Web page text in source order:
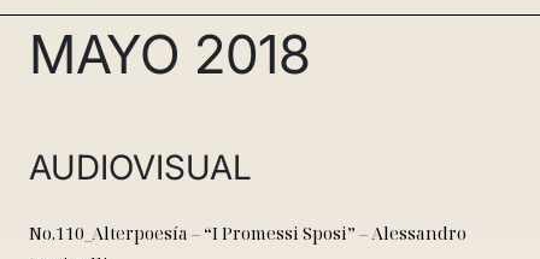
MAYO 2018
AUDIOVISUAL
No.110_Alterpoesía – “I Promessi Sposi” – Alessandro